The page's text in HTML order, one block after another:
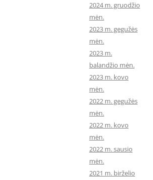
2024 m. gruodžio
mėn.
2023 m. gegužės
mėn.
2023 m.
balandžio mėn.
2023 m. kovo
mėn.
2022 m. gegužės
mėn.
2022 m. kovo
mėn.
2022 m. sausio
mėn.
2021 m. birželio